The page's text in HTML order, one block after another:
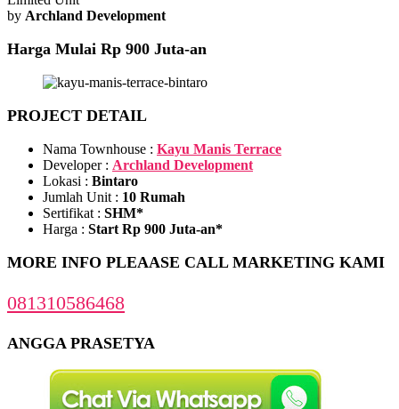
by Archland Development
Harga Mulai Rp 900 Juta-an
PROJECT DETAIL
Nama Townhouse : Kayu Manis Terrace
Developer : Archland Development
Lokasi : Bintaro
Jumlah Unit : 10 Rumah
Sertifikat : SHM*
Harga : Start Rp 900 Juta-an*
MORE INFO PLEAASE CALL MARKETING KAMI
081310586468
ANGGA PRASETYA